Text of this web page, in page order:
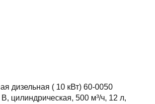
дизельная ( 10 кВт) 60-0050
цилиндрическая, 500 м³/ч, 12 л,